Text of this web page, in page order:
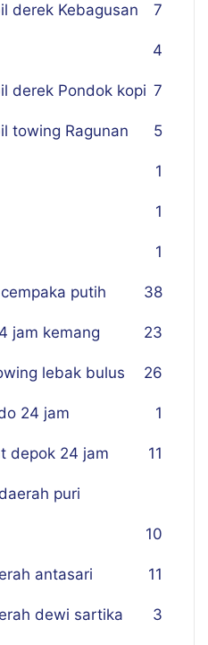
7
derek Kebagusan
4
derek Pondok kopi 7
towing Ragunan 5
1
1
1
putih 38
jam kemang 23
lebak bulus 26
24 jam 1
depok 24 jam 11
puri
10
antasari 11
dewi sartika 3